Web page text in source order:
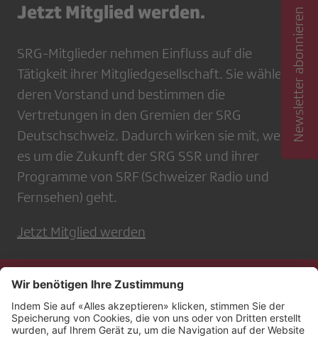
Jetzt Mitglied werden.
SRG-Mitglieder nehmen Einfluss auf die
Tätigkeit ihrer Mitgliedgesellschaft. Sie wählen
deren Vorstand und bestimmen die
Vertretungen in den Gremien der SRG
Deutschschweiz. Dadurch wirken sie mit, wenn
es um die Zukunft der SRG SSR und ihrer
Programme von SRF (Schweizer Radio und
Fernsehen) geht.
Jetzt Mitglied werden
Newsletter abonnieren
Kontakt
Impressum